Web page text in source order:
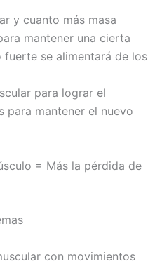
y cuanto más masa
mantener una cierta
se alimentará de los
para lograr el
para mantener el nuevo
= Más la pérdida de
con movimientos